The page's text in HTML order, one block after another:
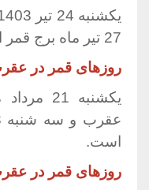
27 تیر ماه برج قمر از عقرب خارج می گردد.
روزهای قمر در عقرب
یکشنبه 21 مرداد ماه تاریخ ورود قمر به برج
عقرب
است.
روزهای قمر در عقرب